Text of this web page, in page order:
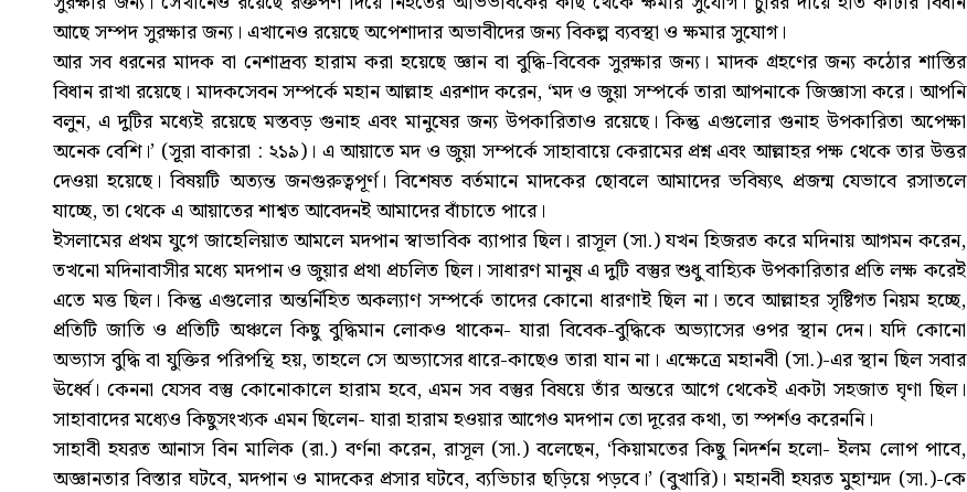
আছে সম্পদ সুরক্ষার জন্য। এখানেও রয়েছে অপেশাদার অভাবীদের জন্য বিকল্প ব্যবস্থা ও ক্ষমার সুযোগ।
আর সব ধরনের মাদক বা নেশাদ্রব্য হারাম করা হয়েছে জ্ঞান বা বুদ্ধি-বিবেক সুরক্ষার জন্য। মাদক গ্রহণের জন্য কঠোর শাস্তির
বিধান রাখা রয়েছে। মাদকসেবন সম্পর্কে মহান আল্লাহ এরশাদ করেন, ‘মদ ও জুয়া সম্পর্কে তারা আপনাকে জিজ্ঞাসা করে। আপনি
বলুন, এ দুটির মধ্যেই রয়েছে মস্তবড় গুনাহ এবং মানুষের জন্য উপকারিতাও রয়েছে। কিন্তু এগুলোর গুনাহ উপকারিতা অপেক্ষা
অনেক বেশি।’ (সূূরা বাকারা : ২১৯)। এ আয়াতে মদ ও জুয়া সম্পর্কে সাহাবায়ে কেরামের প্রশ্ন এবং আল্লাহর পক্ষ থেকে তার উত্তর
দেওয়া হয়েছে। বিষয়টি অত্যন্ত জনগুরুত্বপূর্ণ। বিশেষত বর্তমানে মাদকের ছোবলে আমাদের ভবিষ্যৎ প্রজন্ম যেভাবে রসাতলে
যাচ্ছে, তা থেকে এ আয়াতের শাশ্বত আবেদনই আমাদের বাঁচাতে পারে।
ইসলামের প্রথম যুগে জাহেলিয়াত আমলে মদপান স্বাভাবিক ব্যাপার ছিল। রাসূল (সা.) যখন হিজরত করে মদিনায় আগমন করেন,
তখনো মদিনাবাসীর মধ্যে মদপান ও জুয়ার প্রথা প্রচলিত ছিল। সাধারণ মানুষ এ দুটি বস্তুর শুধু বাহ্যিক উপকারিতার প্রতি লক্ষ করেই
এতে মত্ত ছিল। কিন্তু এগুলোর অন্তর্নিহিত অকল্যাণ সম্পর্কে তাদের কোনো ধারণাই ছিল না। তবে আল্লাহর সৃষ্টিগত নিয়ম হচ্ছে,
প্রতিটি জাতি ও প্রতিটি অঞ্চলে কিছু বুদ্ধিমান লোকও থাকেন- যারা বিবেক-বুদ্ধিকে অভ্যাসের ওপর স্থান দেন। যদি কোনো
অভ্যাস বুদ্ধি বা যুক্তির পরিপন্থি হয়, তাহলে সে অভ্যাসের ধারে-কাছেও তারা যান না। এক্ষেত্রে মহানবী (সা.)-এর স্থান ছিল সবার
ঊর্ধ্বে। কেননা যেসব বস্তু কোনোকালে হারাম হবে, এমন সব বস্তুর বিষয়ে তাঁর অন্তরে আগে থেকেই একটা সহজাত ঘৃণা ছিল।
সাহাবাদের মধ্যেও কিছুসংখ্যক এমন ছিলেন- যারা হারাম হওয়ার আগেও মদপান তো দূরের কথা, তা স্পর্শও করেননি।
সাহাবী হযরত আনাস বিন মালিক (রা.) বর্ণনা করেন, রাসূল (সা.) বলেছেন, ‘কিয়ামতের কিছু নিদর্শন হলো- ইলম লোপ পাবে,
অজ্ঞানতার বিস্তার ঘটবে, মদপান ও মাদকের প্রসার ঘটবে, ব্যভিচার ছড়িয়ে পড়বে।’ (বুখারি)। মহানবী হযরত মুহাম্মদ (সা.)-কে